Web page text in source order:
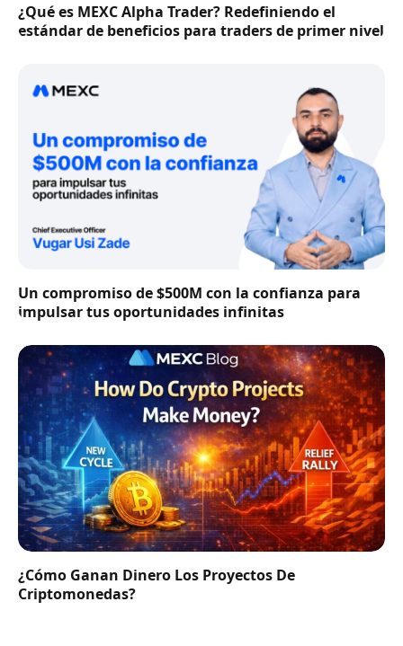
¿Qué es MEXC Alpha Trader? Redefiniendo el
estándar de beneficios para traders de primer nivel
Un compromiso de $500M con la confianza para
impulsar tus oportunidades infinitas
¿Cómo Ganan Dinero Los Proyectos De
Criptomonedas?